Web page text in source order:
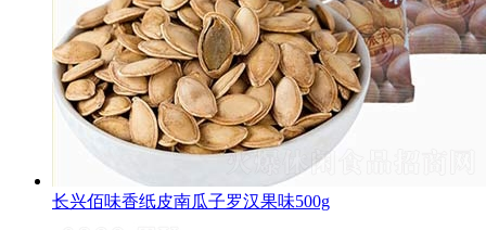
长兴佰味香纸皮南瓜子罗汉果味500g